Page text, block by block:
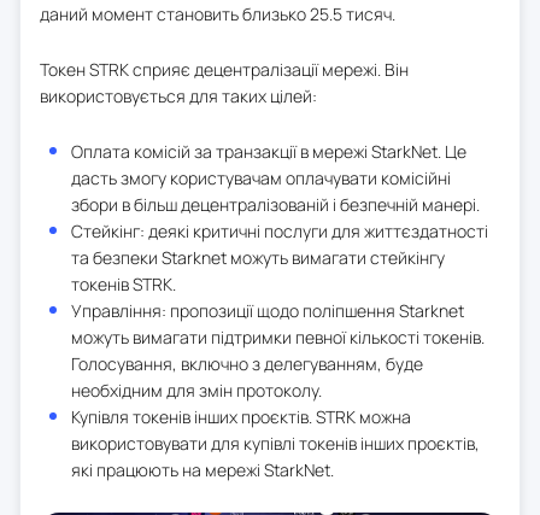
даний момент становить близько 25.5 тисяч.
Токен STRK сприяє децентралізації мережі. Він
використовується для таких цілей:
Оплата комісій за транзакції в мережі StarkNet. Це
дасть змогу користувачам оплачувати комісійні
збори в більш децентралізованій і безпечній манері.
Стейкінг: деякі критичні послуги для життєздатності
та безпеки Starknet можуть вимагати стейкінгу
токенів STRK.
Управління: пропозиції щодо поліпшення Starknet
можуть вимагати підтримки певної кількості токенів.
Голосування, включно з делегуванням, буде
необхідним для змін протоколу.
Купівля токенів інших проєктів. STRK можна
використовувати для купівлі токенів інших проєктів,
які працюють на мережі StarkNet.